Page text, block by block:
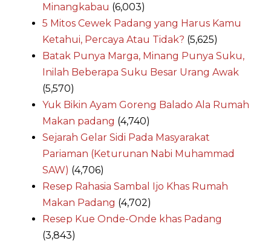
Minangkabau (6,003)
5 Mitos Cewek Padang yang Harus Kamu
Ketahui, Percaya Atau Tidak? (5,625)
Batak Punya Marga, Minang Punya Suku,
Inilah Beberapa Suku Besar Urang Awak
(5,570)
Yuk Bikin Ayam Goreng Balado Ala Rumah
Makan padang (4,740)
Sejarah Gelar Sidi Pada Masyarakat
Pariaman (Keturunan Nabi Muhammad
SAW) (4,706)
Resep Rahasia Sambal Ijo Khas Rumah
Makan Padang (4,702)
Resep Kue Onde-Onde khas Padang
(3,843)